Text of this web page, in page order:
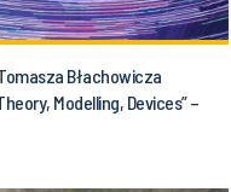
Błachowicza
Modelling, Devices” –
wydanie)